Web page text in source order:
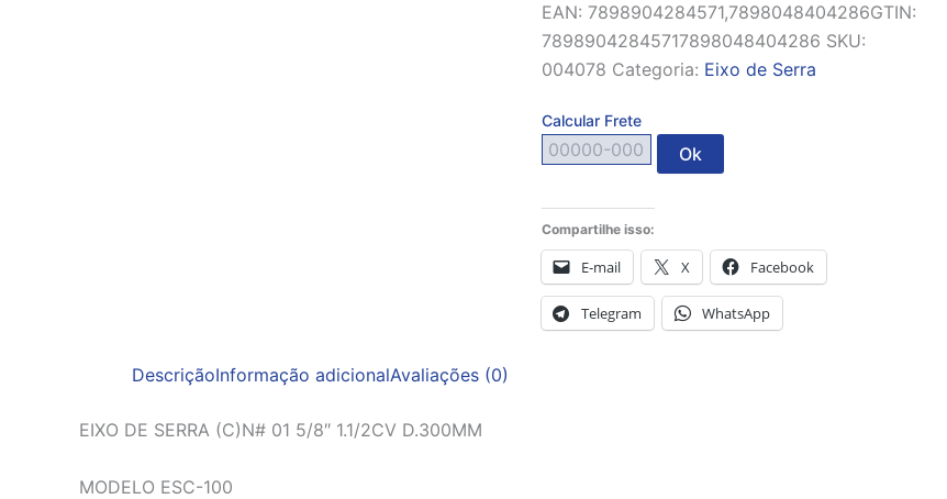
EAN: 7898904284571,7898048404286GTIN:
78989042845717898048404286 SKU:
004078 Categoria: Eixo de Serra
Calcular Frete
Ok
Compartilhe isso:
E-mail X Facebook
Telegram WhatsApp
DescriçãoInformação adicionalAvaliações (0)
EIXO DE SERRA (C)N# 01 5/8″ 1.1/2CV D.300MM
MODELO ESC-100